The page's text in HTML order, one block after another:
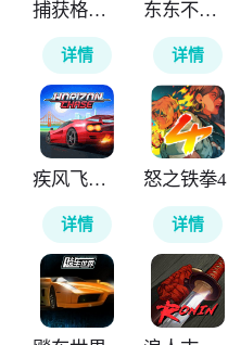
捕获格斗娘
详情
东东不死传说
详情
疾风飞车世界
详情
怒之铁拳4
详情